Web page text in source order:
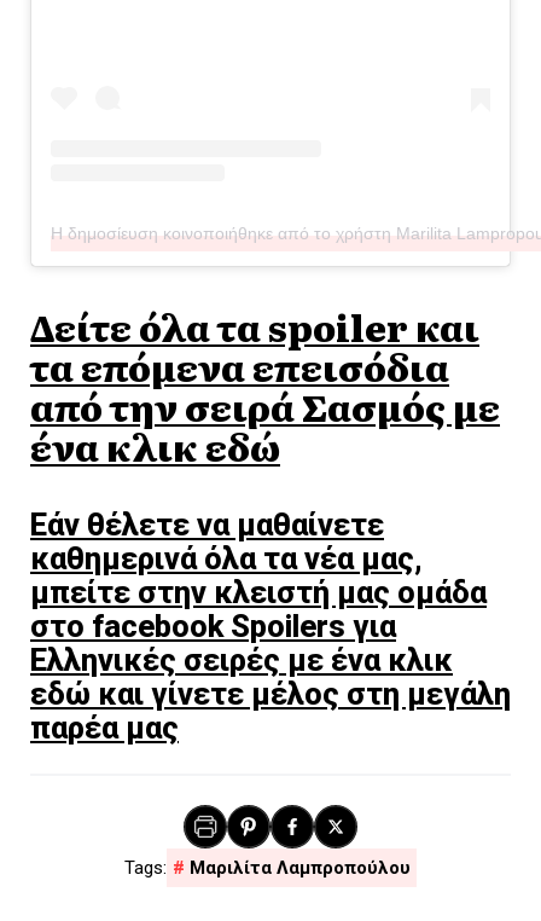
Η δημοσίευση κοινοποιήθηκε από το χρήστη Marilita
Δείτε όλα τα spoiler και
τα επόμενα επεισόδια
από την σειρά Σασμός με
ένα κλικ εδώ
Εάν θέλετε να μαθαίνετε
καθημερινά όλα τα νέα μας,
μπείτε στην κλειστή μας ομάδα
στο facebook Spoilers για
Ελληνικές σειρές με ένα κλικ
εδώ και γίνετε μέλος στη μεγάλη
παρέα μας
Μαριλίτα Λαμπροπούλου